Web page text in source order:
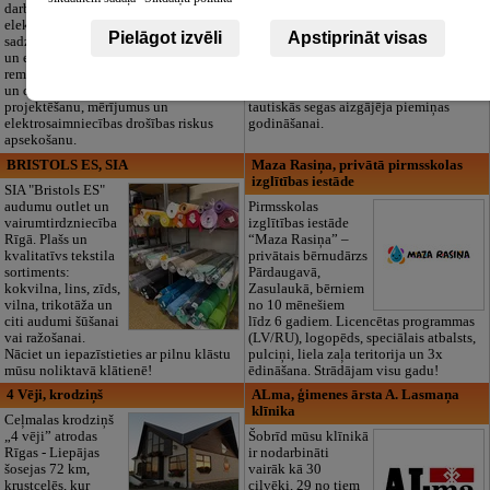
darbus,
elektroinstalācijas,
sadzīves tehnikas
un elektronikas
remontu, vājstrāvas
un drošības sistēmu izbūvi, kā arī
projektēšanu, mērījumus un
elektrosaimniecības drošības riskus
apsekošanu.
dokumentu
tautiskās segas aizgājēja piemiņas
godināšanai.
BRISTOLS ES, SIA
SIA "Bristols ES"
audumu outlet un
vairumtirdzniecība
Rīgā. Plašs un
kvalitatīvs tekstila
sortiments:
kokvilna, lins, zīds,
vilna, trikotāža un
citi audumi šūšanai
vai ražošanai.
Nāciet un iepazīstieties ar pilnu klāstu
mūsu noliktavā klātienē!
Maza Rasiņa, privātā pirmsskolas
izglītības iestāde
Pirmsskolas
izglītības iestāde
“Maza Rasiņa” –
privātais bērnudārzs
Pārdaugavā,
Zasulaukā, bērniem
no 10 mēnešiem
līdz 6 gadiem. Licencētas programmas
(LV/RU), logopēds, speciālais atbalsts,
pulciņi, liela zaļa teritorija un 3x
ēdināšana. Strādājam visu gadu!
4 Vēji, krodziņš
Ceļmalas krodziņš
„4 vēji” atrodas
Rīgas - Liepājas
šosejas 72 km,
krustcelēs, kur
ALma, ģimenes ārsta A. Lasmaņa
klīnika
Šobrīd mūsu klīnikā
ir nodarbināti
vairāk kā 30
cilvēki, 29 no tiem
Pielāgot izvēli Apstiprināt visas